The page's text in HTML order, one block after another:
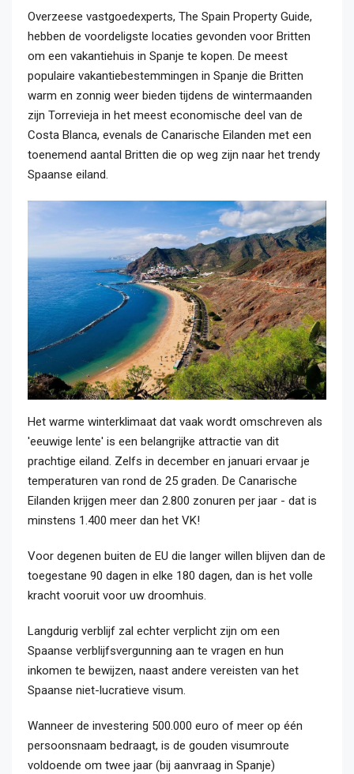
Overzeese vastgoedexperts, The Spain Property Guide,
hebben de voordeligste locaties gevonden voor Britten
om een vakantiehuis in Spanje te kopen. De meest
populaire vakantiebestemmingen in Spanje die Britten
warm en zonnig weer bieden tijdens de wintermaanden
zijn Torrevieja in het meest economische deel van de
Costa Blanca, evenals de Canarische Eilanden met een
toenemend aantal Britten die op weg zijn naar het trendy
Spaanse eiland.
Het warme winterklimaat dat vaak wordt omschreven als
'eeuwige lente' is een belangrijke attractie van dit
prachtige eiland. Zelfs in december en januari ervaar je
temperaturen van rond de 25 graden. De Canarische
Eilanden krijgen meer dan 2.800 zonuren per jaar - dat is
minstens 1.400 meer dan het VK!
Voor degenen buiten de EU die langer willen blijven dan de
toegestane 90 dagen in elke 180 dagen, dan is het volle
kracht vooruit voor uw droomhuis.
Langdurig verblijf zal echter verplicht zijn om een
Spaanse verblijfsvergunning aan te vragen en hun
inkomen te bewijzen, naast andere vereisten van het
Spaanse niet-lucratieve visum.
Wanneer de investering 500.000 euro of meer op één
persoonsnaam bedraagt, is de gouden visumroute
voldoende om twee jaar (bij aanvraag in Spanje)